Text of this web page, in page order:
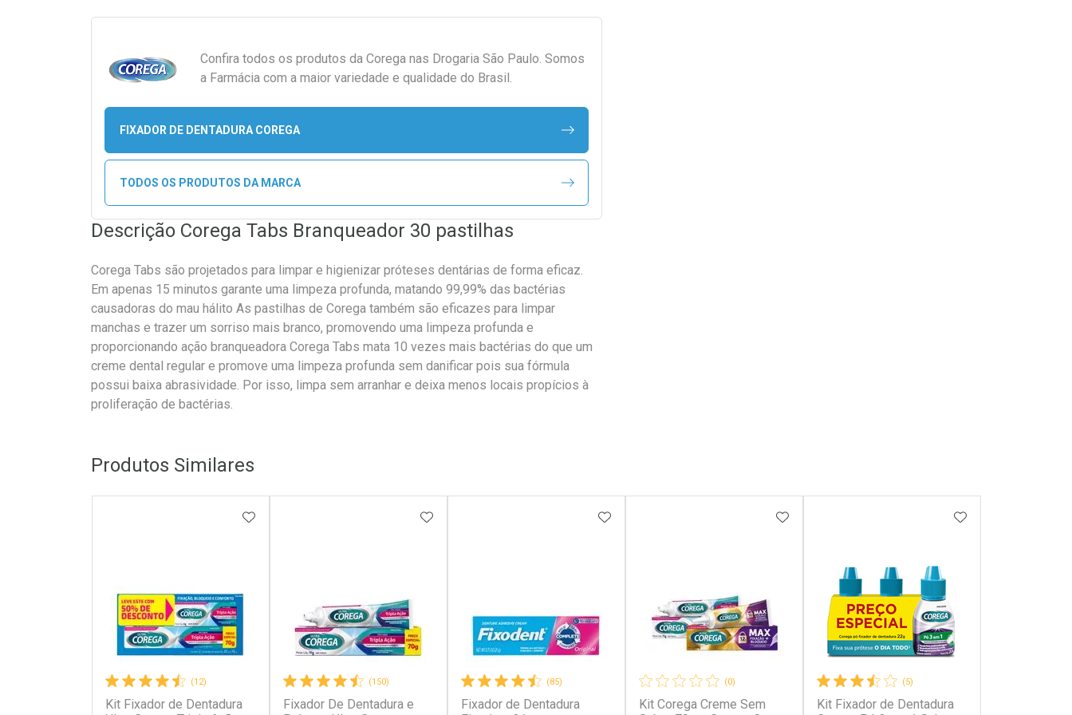
Confira todos os produtos da Corega nas Drogaria São Paulo. Somos
a Farmácia com a maior variedade e qualidade do Brasil.
FIXADOR DE DENTADURA COREGA
TODOS OS PRODUTOS DA MARCA
Descrição Corega Tabs Branqueador 30 pastilhas
Corega Tabs são projetados para limpar e higienizar próteses dentárias de forma eficaz.
Em apenas 15 minutos garante uma limpeza profunda, matando 99,99% das bactérias
causadoras do mau hálito As pastilhas de Corega também são eficazes para limpar
manchas e trazer um sorriso mais branco, promovendo uma limpeza profunda e
proporcionando ação branqueadora Corega Tabs mata 10 vezes mais bactérias do que um
creme dental regular e promove uma limpeza profunda sem danificar pois sua fórmula
possui baixa abrasividade. Por isso, limpa sem arranhar e deixa menos locais propícios à
proliferação de bactérias.
Produtos Similares
(12)
Kit Fixador de Dentadura
ADICIONAR AOS FAVORITOS
(150)
Fixador De Dentadura e
ADICIONAR AOS FAVORITOS
(85)
Fixador de Dentadura
ADICIONAR AOS FAVORITOS
(0)
Kit Corega Creme Sem
ADICIONAR AOS FAVORITOS
(5)
Kit Fixador de Dentadura
ADICIONAR AOS